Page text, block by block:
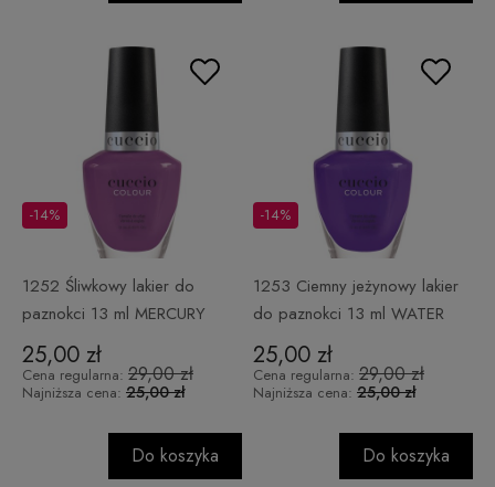
1252 Śliwkowy lakier do
paznokci 13 ml MERCURY
RISING
25,00 zł
-14%
Cena regularna: 29,00 zł
Najniższa cena: 25,00 zł
Do koszyka
1253 Ciemny jeżynowy lakier
do paznokci 13 ml WATER
YOU DOING?
25,00 zł
-14%
Cena regularna: 29,00 zł
Najniższa cena: 25,00 zł
Do koszyka